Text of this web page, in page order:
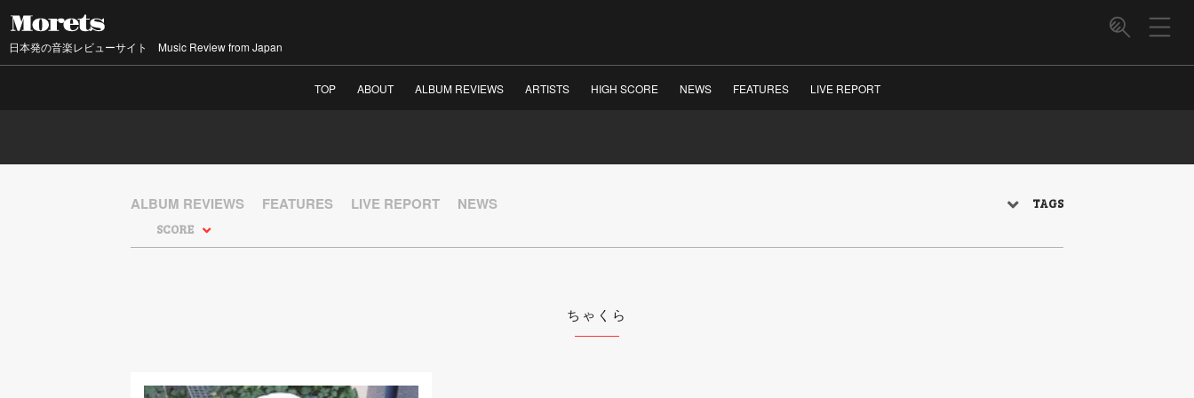
日本発の音楽レビューサイト Music Review from Japan
TOP ABOUT ALBUM REVIEWS ARTISTS HIGH SCORE NEWS FEATURES LIVE REPORT
ALBUM REVIEWS
SCORE
FEATURES LIVE REPORT NEWS TAGS
ちゃくら